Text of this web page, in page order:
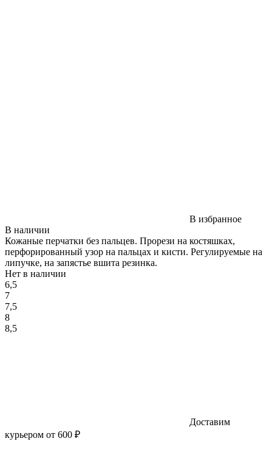
В избранное
В наличии
Кожаные перчатки без пальцев. Прорези на костяшках,
перфорированный узор на пальцах и кисти. Регулируемые на
липучке, на запястье вшита резинка.
Нет в наличии
6,5
7
7,5
8
8,5
Доставим
курьером от 600 ₽